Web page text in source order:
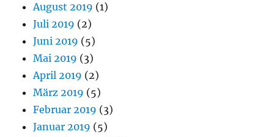
August 2019 (1)
Juli 2019 (2)
Juni 2019 (5)
Mai 2019 (3)
April 2019 (2)
März 2019 (5)
Februar 2019 (3)
Januar 2019 (5)